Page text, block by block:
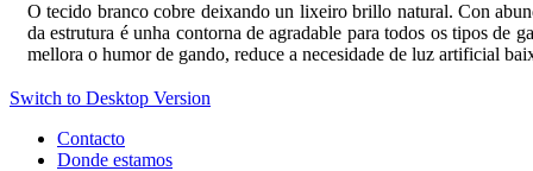
O tecido branco cobre deixando un lixeiro brillo natural. Con
da estrutura é unha contorna de agradable para todos os tipos de
mellora o humor de gando, reduce a necesidade de luz artificial
Switch to Desktop Version
Contacto
Donde estamos